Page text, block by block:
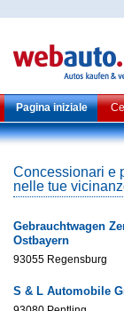
Pagina iniziale
Concessionari e
nelle tue
Gebrauchtwagen
Ostbayern
93055 Regensburg
S & L Automobile